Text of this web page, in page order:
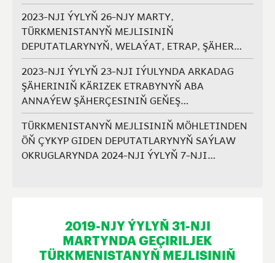
2023-NJI ÝYLYŇ 26-NJY MARTY,
TÜRKMENISTANYŇ MEJLISINIŇ
DEPUTATLARYNYŇ, WELAÝAT, ETRAP, ŞÄHER
HALK MASLAHATLARYNYŇ WE GEŇEŞLERIŇ
AGZALARYNYŇ SAÝLAWLARY.
2023-NJI ÝYLYŇ 23-NJI IÝULYNDA ARKADAG
ŞÄHERINIŇ KÄRIZEK ETRABYNYŇ ABA
ANNAÝEW ŞÄHERÇESINIŇ GEŇEŞ
AGZALARYNYŇ SAÝLAWLARY
TÜRKMENISTANYŇ MEJLISINIŇ MÖHLETINDEN
ÖŇ ÇYKYP GIDEN DEPUTATLARYNYŇ SAÝLAW
OKRUGLARYNDA 2024-NJI ÝYLYŇ 7-NJI
2019-NJY ÝYLYŇ 31-NJI
MARTYNDA GEÇIRILJEK
TÜRKMENISTANYŇ MEJLISINIŇ